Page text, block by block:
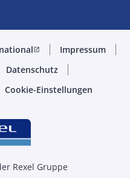
open_in_new
Impressum
Datenschutz
Cookie-Einstellungen
Rexel Gruppe